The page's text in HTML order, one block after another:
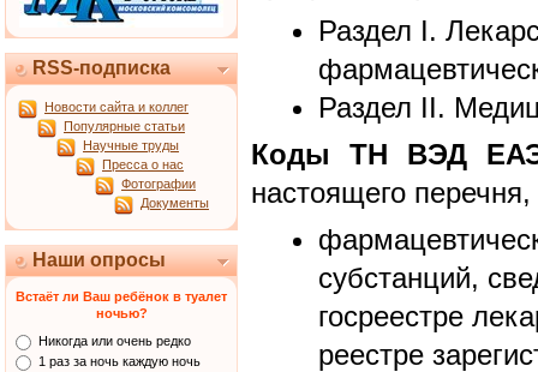
RSS-подписка
Новости сайта и коллег
Популярные статьи
Научные труды
Пресса о нас
Фотографии
Документы
Наши опросы
Встаёт ли Ваш ребёнок в туалет
ночью?
Никогда или очень редко
1 раз за ночь каждую ночь
Раздел I.
Раздел II.
Коды ТН ВЭД
настоящего
субстанций,
госреестре
реестре